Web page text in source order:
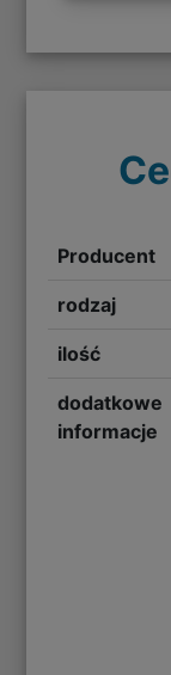
Producent
rodzaj
ilość
dodatkowe
informacje